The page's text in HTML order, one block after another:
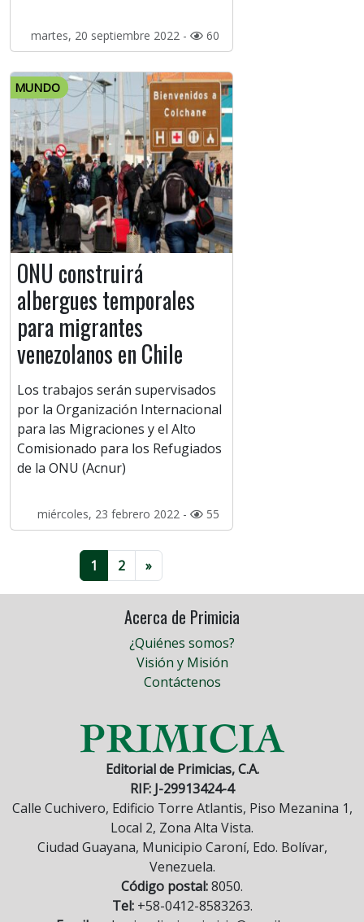
martes, 20 septiembre 2022 - 60
MUNDO
ONU construirá
albergues temporales
para migrantes
venezolanos en Chile
Los trabajos serán supervisados
por la Organización Internacional
para las Migraciones y el Alto
Comisionado para los Refugiados
de la ONU (Acnur)
miércoles, 23 febrero 2022 - 55
1 2 »
Acerca de Primicia
¿Quiénes somos?
Visión y Misión
Contáctenos
Editorial de Primicias, C.A.
RIF: J-29913424-4
Calle Cuchivero, Edificio Torre Atlantis, Piso Mezanina 1,
Local 2, Zona Alta Vista.
Ciudad Guayana, Municipio Caroní, Edo. Bolívar,
Venezuela.
Código postal:8050.
Tel:+58-0412-8583263.